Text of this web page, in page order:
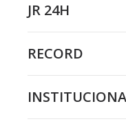
JR 24H
RECORD